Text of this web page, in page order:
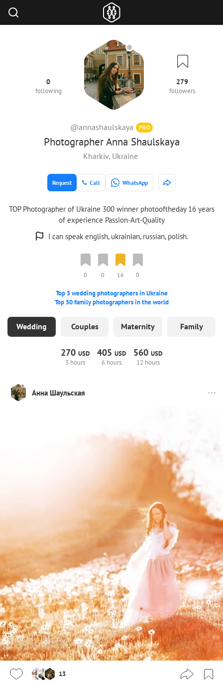
Photographer Anna Shaulskaya
@annashaulskaya PRO
0
following
279
followers
Kharkiv, Ukraine
Request Call WhatsApp
TOP Photographer of Ukraine 300 winner photooftheday 16 years
of experience Passion-Art-Quality
I can speak english, ukrainian, russian, polish.
0 0 16 0
Top 5 wedding photographers in Ukraine
Top 50 family photographers in the world
Wedding Couples Maternity Family
270 USD
3 hours
405 USD
6 hours
560 USD
12 hours
Анна Шаульская
13